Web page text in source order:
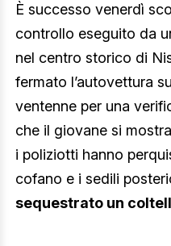
È successo venerdì
controllo eseguito da
nel centro storico di
fermato l’autovettura
ventenne per una
che il giovane si
i poliziotti hanno
cofano e i sedili
sequestrato un